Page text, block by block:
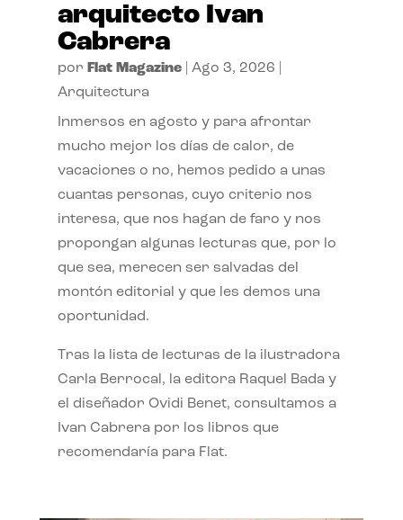
arquitecto Ivan
Cabrera
por Flat Magazine| Ago 3, 2026
Arquitectura
Inmersos en agosto y para afrontar
mucho mejor los días de calor, de
vacaciones o no, hemos pedido a unas
cuantas personas, cuyo criterio nos
interesa, que nos hagan de faro y nos
propongan algunas lecturas que, por lo
que sea, merecen ser salvadas del
montón editorial y que les demos una
oportunidad.
Tras la lista de lecturas de la ilustradora
Carla Berrocal, la editora Raquel Bada y
el diseñador Ovidi Benet, consultamos a
Ivan Cabrera por los libros que
recomendaría para Flat.